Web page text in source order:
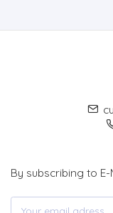
By subscribing to